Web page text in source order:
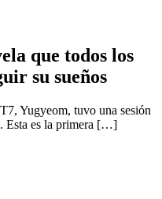
que todos los
su sueños
Yugyeom, tuvo una sesión
Esta es la primera […]